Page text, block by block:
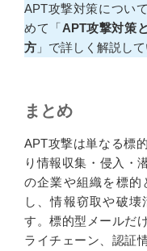
APT攻撃対策につい
めて「APT攻撃対策
方 」で詳しく解説して
まとめ
APT攻撃は単なる標
り情報収集・侵入・
の企業や組織を標的
し、情報窃取や破
す。標的型メールだ
ライチェーン、認証